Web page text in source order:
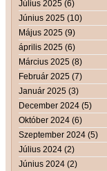
Július 2025 (6)
Június 2025 (10)
Május 2025 (9)
április 2025 (6)
Március 2025 (8)
Február 2025 (7)
Január 2025 (3)
December 2024 (5)
Október 2024 (6)
Szeptember 2024 (5)
Július 2024 (2)
Június 2024 (2)